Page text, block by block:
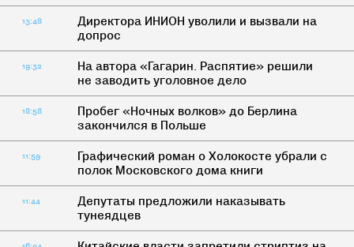
13:48
Директора ИНИОН уволили и вызвали на
допрос
19:32
На автора «Гагарин. Распятие» решили
не заводить уголовное дело
18:58
Пробег «Ночных волков» до Берлина
закончился в Польше
11:59
Графический роман о Холокосте убрали с
полок Московского дома книги
11:44
Депутаты предложили наказывать
тунеядцев